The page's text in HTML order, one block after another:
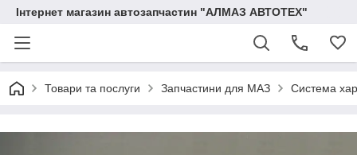
Інтернет магазин автозапчастин "АЛМАЗ АВТОТЕХ"
Товари та послуги Запчастини для МАЗ Система